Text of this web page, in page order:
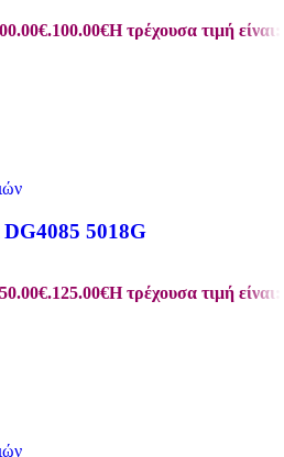
100.00€Η τρέχουσα τιμή είναι:
5018G
125.00€Η τρέχουσα τιμή είναι: